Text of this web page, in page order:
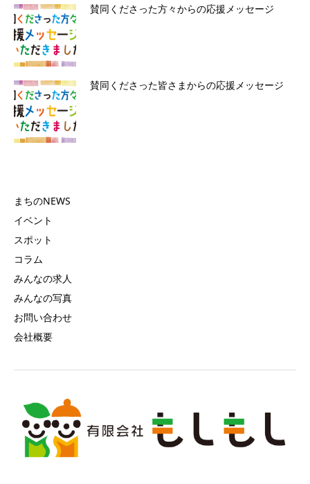
賛同くださった方々からの応援メッセージ
賛同くださった皆さまからの応援メッセージ
まちのNEWS
イベント
スポット
コラム
みんなの求人
みんなの写真
お問い合わせ
会社概要